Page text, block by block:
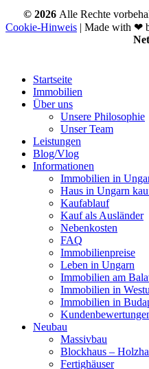
© 2026 Alle Rechte
Cookie-Hinweis | Made with ❤
Close
Menu
Startseite
Immobilien
Über uns
Unsere Philosophie
Unser Team
Leistungen
Blog/Vlog
Informationen
Immobilien in
Haus in Ungarn
Kaufablauf
Kauf als Ausländer
Nebenkosten
FAQ
Immobilienpreise
Leben in Ungarn
Immobilien am
Immobilien in
Immobilien in
Neubau
Massivbau
Blockhaus –
Fertighäuser